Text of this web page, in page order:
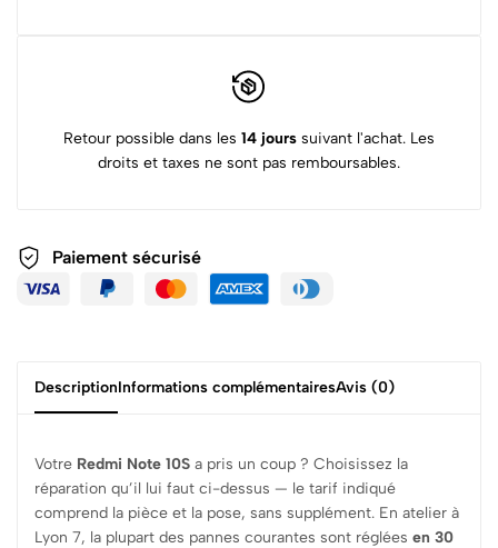
Retour possible dans les 14 jours suivant l'achat. Les
droits et taxes ne sont pas remboursables.
Paiement sécurisé
DescriptionInformations complémentairesAvis (0)
Votre Redmi Note 10S a pris un coup ? Choisissez la
réparation qu’il lui faut ci-dessus — le tarif indiqué
comprend la pièce et la pose, sans supplément. En atelier à
Lyon 7, la plupart des pannes courantes sont réglées en 30